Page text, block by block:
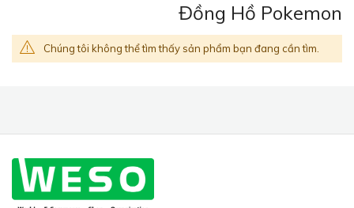
Đồng Hồ Pokemon
Chúng tôi không thể tìm thấy sản phẩm bạn đang cần tìm.